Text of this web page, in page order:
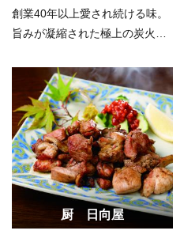
創業40年以上愛され続ける味。
旨みが凝縮された極上の炭火焼
厨 日向屋